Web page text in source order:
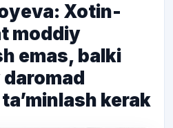
Xotin-
moddiy
emas, balki
kerak